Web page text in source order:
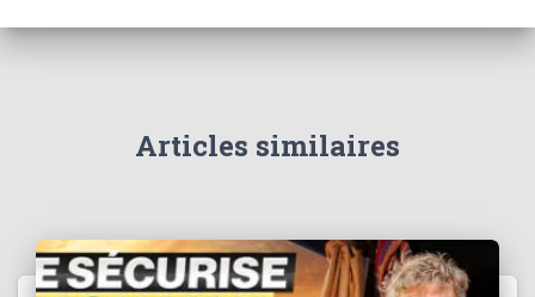
Articles similaires